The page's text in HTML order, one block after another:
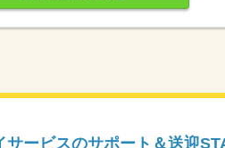
ービスのサポート＆送迎